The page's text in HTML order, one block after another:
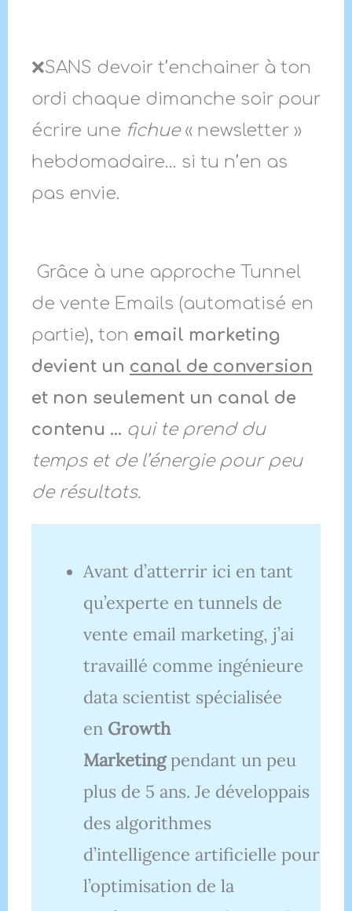
❌SANS devoir t’enchainer à ton
ordi chaque dimanche soir pour
écrire une fichue« newsletter »
hebdomadaire… si tu n’en as
pas envie.
Grâce à une approche Tunnel
de vente Emails (automatisé en
partie), ton email marketing
devient un canal de conversion
et non seulement un canal de
contenu … qui te prend du
temps et de l’énergie pour peu
de résultats.
Avant d’atterrir ici en tant
qu’experte en tunnels de
vente email marketing, j’ai
travaillé comme ingénieure
data scientist spécialisée
en Growth
Marketingpendant un peu
plus de 5 ans. Je développais
des algorithmes
d’intelligence artificielle pour
l’optimisation de la